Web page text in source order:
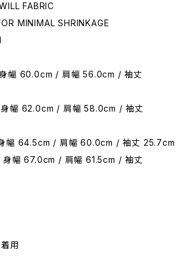
FABRIC
MINIMAL SHRINKAGE
幅 60.0cm / 肩幅 56.0cm / 袖丈
幅 62.0cm / 肩幅 58.0cm / 袖丈
幅 64.5cm / 肩幅 60.0cm / 袖丈 25.7cm
幅 67.0cm / 肩幅 61.5cm / 袖丈
用